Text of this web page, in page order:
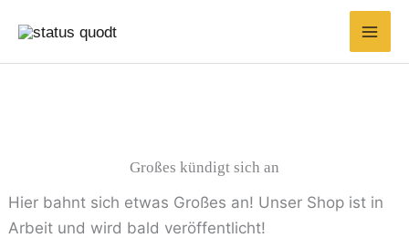
Inhalt
springen
Großes kündigt sich an
Hier bahnt sich etwas Großes an! Unser Shop ist in
Arbeit und wird bald veröffentlicht!
nach:
Preis